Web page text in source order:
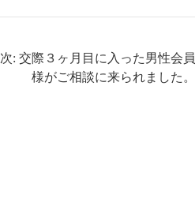
次: 交際３ヶ月目に入った男性会員
様がご相談に来られました。